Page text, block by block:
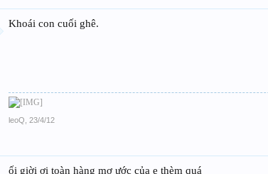
Khoái con cuối ghê.
leoQ 23/4/12
ối giời ơi toàn hàng mơ ước của e thèm quá